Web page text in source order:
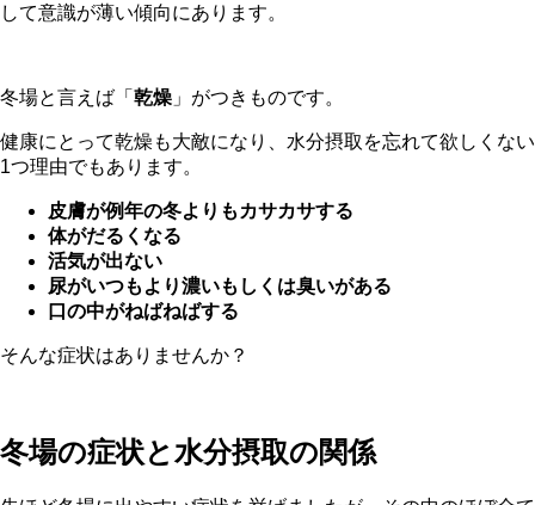
して意識が薄い傾向にあります。
冬場と言えば「 乾燥 」がつきものです。
健康にとって乾燥も大敵になり、水分摂取を忘れて欲しくない
1つ理由でもあります。
皮膚が例年の冬よりもカサカサする
体がだるくなる
活気が出ない
尿がいつもより濃いもしくは臭いがある
口の中がねばねばする
そんな症状はありませんか？
冬場の症状と水分摂取の関係